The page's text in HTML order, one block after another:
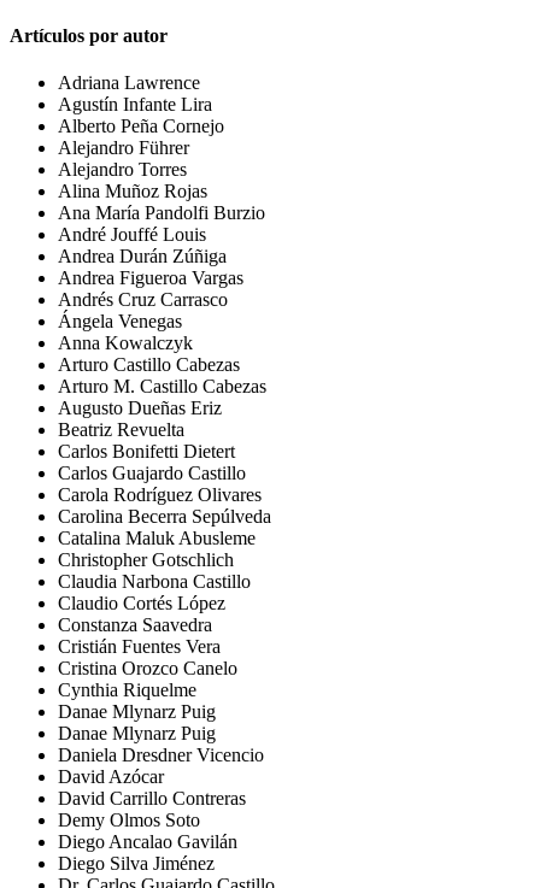
Artículos por autor
Adriana Lawrence
Agustín Infante Lira
Alberto Peña Cornejo
Alejandro Führer
Alejandro Torres
Alina Muñoz Rojas
Ana María Pandolfi Burzio
André Jouffé Louis
Andrea Durán Zúñiga
Andrea Figueroa Vargas
Andrés Cruz Carrasco
Ángela Venegas
Anna Kowalczyk
Arturo Castillo Cabezas
Arturo M. Castillo Cabezas
Augusto Dueñas Eriz
Beatriz Revuelta
Carlos Bonifetti Dietert
Carlos Guajardo Castillo
Carola Rodríguez Olivares
Carolina Becerra Sepúlveda
Catalina Maluk Abusleme
Christopher Gotschlich
Claudia Narbona Castillo
Claudio Cortés López
Constanza Saavedra
Cristián Fuentes Vera
Cristina Orozco Canelo
Cynthia Riquelme
Danae Mlynarz Puig
Danae Mlynarz Puig
Daniela Dresdner Vicencio
David Azócar
David Carrillo Contreras
Demy Olmos Soto
Diego Ancalao Gavilán
Diego Silva Jiménez